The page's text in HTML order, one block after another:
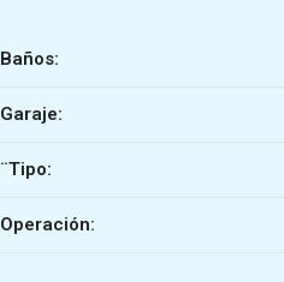
Baños:
Garaje:
¨Tipo:
Operación: